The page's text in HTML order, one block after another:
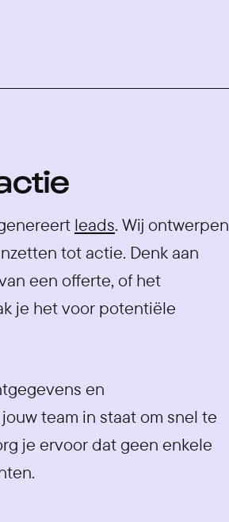
leads. Wij ontwerpen
tot actie. Denk aan
een offerte, of het
je het voor potentiële
en
team in staat om snel te
je ervoor dat geen enkele